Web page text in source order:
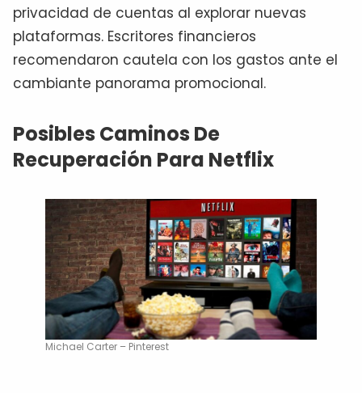
privacidad de cuentas al explorar nuevas
plataformas. Escritores financieros
recomendaron cautela con los gastos ante el
cambiante panorama promocional.
Posibles Caminos De
Recuperación Para Netflix
Michael Carter – Pinterest